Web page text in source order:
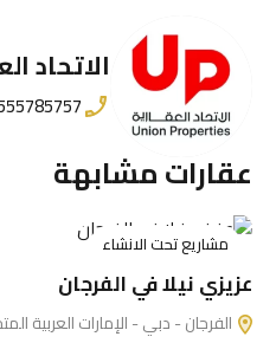
الاتحاد
عقارات مشابهة
مشاريع تحت الانشاء
عزيزي نيلا في الفرجان
الفرجان - دبي - الإمارات العربية